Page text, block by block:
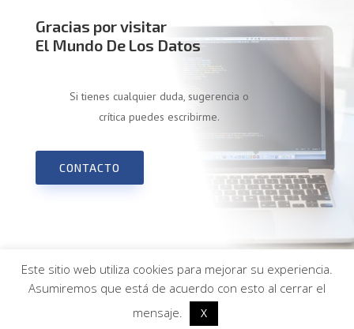
Gracias por visitar
El Mundo De Los Datos
Si tienes cualquier duda, sugerencia o
crítica puedes escribirme.
CONTACTO
© EL MUNDO DE LOS DATOS · Todos los derechos
reservados |
POLÍTICA DE COOKIES
Diseño web lavidaenunpixel.com
Este sitio web utiliza cookies para mejorar su experiencia.
Asumiremos que está de acuerdo con esto al cerrar el
mensaje.
X